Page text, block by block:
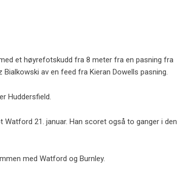
et høyrefotskudd fra 8 meter fra en pasning fra
av en feed fra Kieran Dowells pasning.
Huddersfield.
21. januar. Han scoret også to ganger i den
med Watford og Burnley.